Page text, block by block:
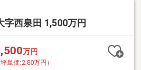
西泉田 1,500万円
万円
坪単価:2.80万円）